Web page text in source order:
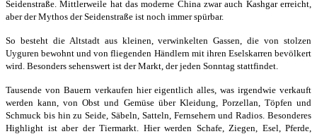
Seidenstraße. Mittlerweile hat das moderne China zwar auch Kashgar erreicht,
aber der Mythos der Seidenstraße ist noch immer spürbar.
So besteht die Altstadt aus kleinen, verwinkelten Gassen, die von stolzen
Uyguren bewohnt und von fliegenden Händlern mit ihren Eselskarren bevölkert
wird. Besonders sehenswert ist der Markt, der jeden Sonntag stattfindet.
Tausende von Bauern verkaufen hier eigentlich alles, was irgendwie verkauft
werden kann, von Obst und Gemüse über Kleidung, Porzellan, Töpfen und
Schmuck bis hin zu Seide, Säbeln, Satteln, Fernsehern und Radios. Besonderes
Highlight ist aber der Tiermarkt. Hier werden Schafe, Ziegen, Esel, Pferde,